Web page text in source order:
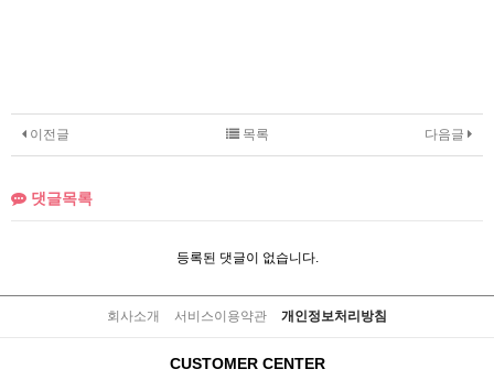
이전글 다음글
목록
댓글목록
등록된 댓글이 없습니다.
회사소개 서비스이용약관 개인정보처리방침
CUSTOMER CENTER